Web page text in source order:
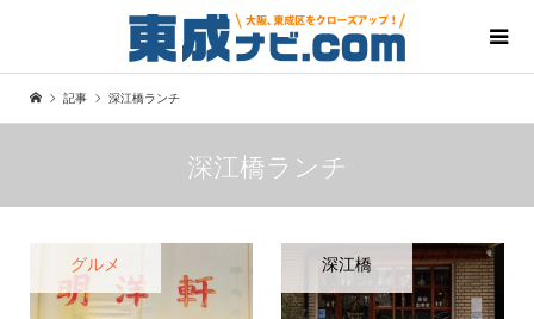
記事 深江橋ランチ
深江橋ランチ
グルメ 深江橋